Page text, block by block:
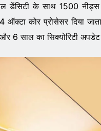
के साथ 1500 नीड्स
कोर प्रोसेसर दिया
6 साल का सिक्योरिटी अपडेट